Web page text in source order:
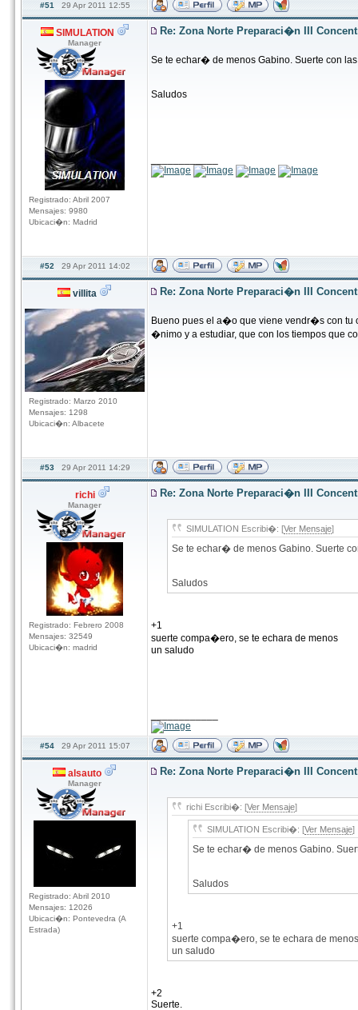
#51 29 Apr 2011 12:55
SIMULATION
Manager
Registrado: Abril 2007
Mensajes: 9980
Ubicaci�n: Madrid
Re: Zona Norte Preparaci�n III
Se te echar� de menos Gabino. Suerte con
Saludos
#52 29 Apr 2011 14:02
villita
Registrado: Marzo 2010
Mensajes: 1298
Ubicaci�n: Albacete
Re: Zona Norte Preparaci�n III
Bueno pues el a�o que viene vendr�s con
�nimo y a estudiar, que con los tiempos que
#53 29 Apr 2011 14:29
richi
Manager
Registrado: Febrero 2008
Mensajes: 32549
Ubicaci�n: madrid
Re: Zona Norte Preparaci�n III
SIMULATION Escribi�: [Ver Mensaje]
Se te echar� de menos Gabino. Suerte
Saludos
+1
suerte compa�ero, se te echara de menos
un saludo
#54 29 Apr 2011 15:07
alsauto
Manager
Registrado: Abril 2010
Mensajes: 12026
Ubicaci�n: Pontevedra (A
Estrada)
Re: Zona Norte Preparaci�n III
richi Escribi�: [Ver Mensaje]
SIMULATION Escribi�: [Ver Mensaje]
Se te echar� de menos Gabino.
Saludos
+1
suerte compa�ero, se te echara de menos
un saludo
+2
Suerte.